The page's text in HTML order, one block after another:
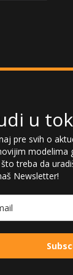
u
pre svih o
modelima
što treba da
Newsletter!